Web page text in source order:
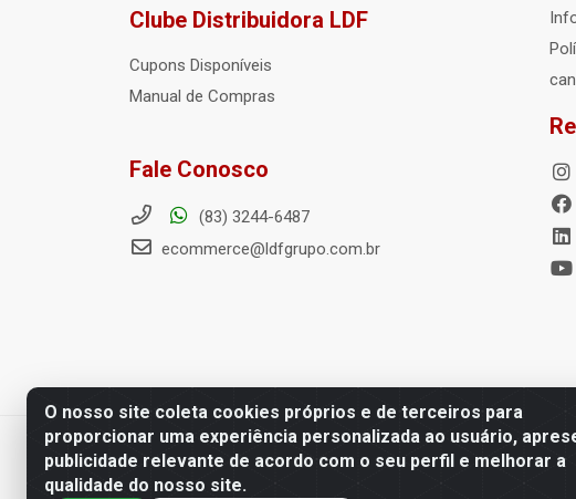
O nosso site coleta cookies próprios e de terceiros para
proporcionar uma experiência personalizada ao usuário,
publicidade relevante de acordo com o seu perfil e melhorar a
qualidade do nosso site.
Clube Distribuidora LDF
Cupons Disponíveis
Manual de Compras
Fale Conosco
(83) 3244-6487
ecommerce@ldfgrupo.com.br
Distribuidora LDF - Av. Presidente